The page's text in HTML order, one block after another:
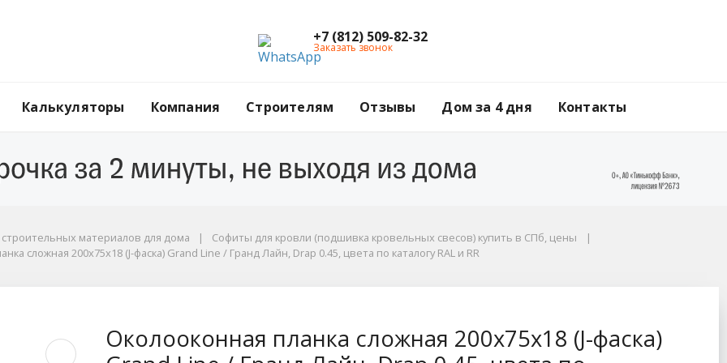
+7 (812) 509-82-32
Заказать звонок
Калькуляторы Компания Строителям Отзывы Дом за 4 дня Контакты
Drap 0.45, цвета по каталогу RAL и RR
строительных материалов для дома
Софиты для кровли (подшивка кровельных свесов) купить в СПб, цены
сложная 200х75х18 (J-фаска) Grand Line / Гранд Лайн, Drap 0.45, цвета по каталогу RAL и RR
Околооконная планка сложная 200х75х18 (J-фаска)